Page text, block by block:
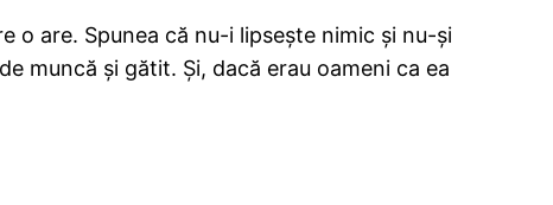
o are. Spunea că nu-i lipsește nimic și nu-și
muncă și gătit. Și, dacă erau oameni ca ea